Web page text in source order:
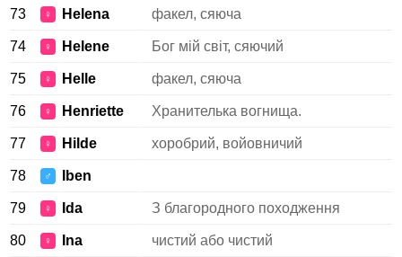
73 ♀ Helena факел, сяюча
74 ♀ Helene Бог мій світ, сяючий
75 ♀ Helle факел, сяюча
76 ♀ Henriette Хранителька вогнища.
77 ♀ Hilde хоробрий, войовничий
78 ♂ Iben
79 ♀ Ida З благородного походження
80 ♀ Ina чистий або чистий